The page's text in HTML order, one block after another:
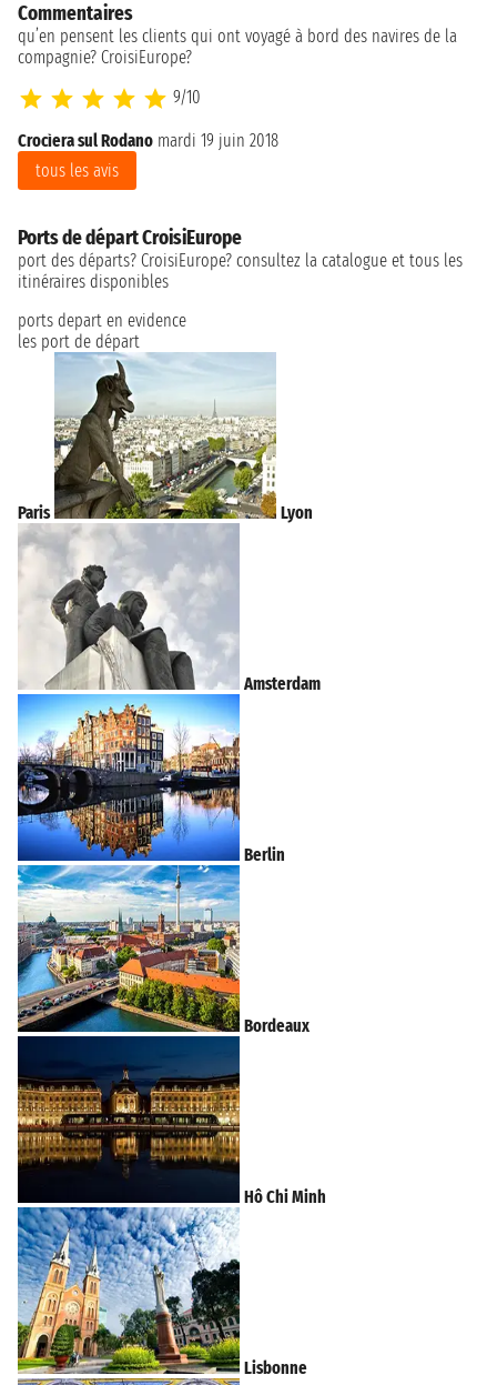
Commentaires
qu’en pensent les clients qui ont voyagé à bord des navires de la
compagnie? CroisiEurope?
9/10
Crociera sul Rodano mardi 19 juin 2018
tous les avis
Ports de départ CroisiEurope
port des départs? CroisiEurope? consultez la catalogue et tous les
itinéraires disponibles
ports depart en evidence
les port de départ
Paris Lyon
Amsterdam
Berlin
Bordeaux
Hô Chi Minh
Lisbonne